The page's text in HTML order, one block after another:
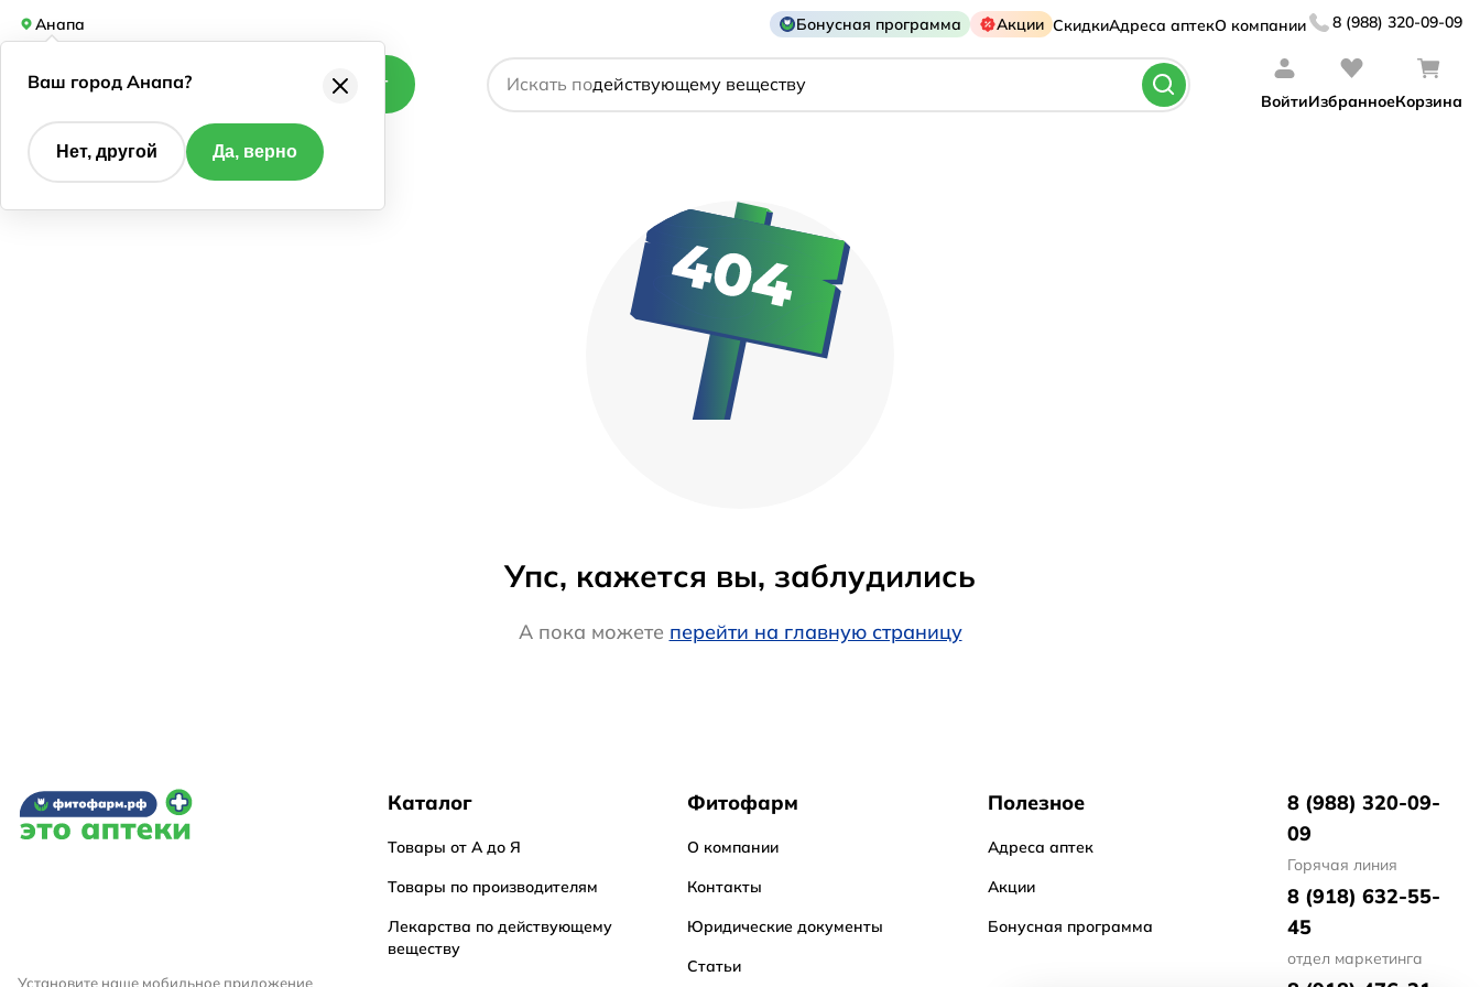
Анапа Бонусная программа Акции СкидкиАдреса аптекО компании 8 (988) 320-09-09
Каталог Искать по
названию препарата
действующему веществу
ВойтиИзбранноеКорзина
Упс, кажется вы, заблудились
А пока можете перейти на главную страницу
Установите наше мобильное приложение
Каталог
Товары от А до Я
Товары по производителям
Лекарства по действующему
веществу
Фитофарм
О компании
Контакты
Юридические документы
Статьи
Полезное
Адреса аптек
Акции
Бонусная программа
8 (988) 320-09-
09
Горячая линия
8 (918) 632-55-
45
отдел маркетинга
Ваш город Анапа?
Нет, другой Да, верно